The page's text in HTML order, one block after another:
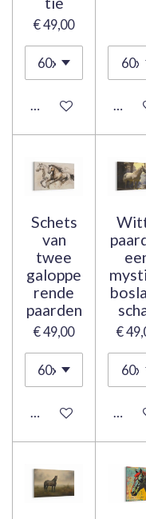
€ 49,00
Bekijk details
Schets
van
twee
galoppe
rende
paarden
€ 49,00
Bekijk details
€